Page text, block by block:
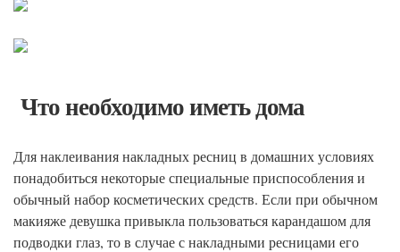
Что необходимо иметь дома
Для наклеивания накладных ресниц в домашних условиях
понадобиться некоторые специальные приспособления и
обычный набор косметических средств. Если при обычном
макияже девушка привыкла пользоваться карандашом для
подводки глаз, то в случае с накладными ресницами его